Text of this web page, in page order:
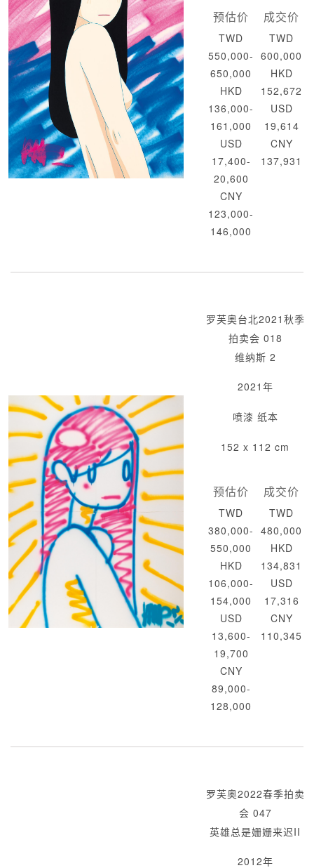
预估价
TWD
550,000-
650,000
HKD
136,000-
161,000
USD
17,400-
20,600
CNY
123,000-
146,000
成交价
TWD
600,000
HKD
152,672
USD
19,614
CNY
137,931
罗芙奥台北2021秋季
拍卖会 018
维纳斯 2
2021年
喷漆 纸本
152 x 112 cm
预估价
TWD
380,000-
550,000
HKD
106,000-
154,000
USD
13,600-
19,700
CNY
89,000-
128,000
成交价
TWD
480,000
HKD
134,831
USD
17,316
CNY
110,345
罗芙奥2022春季拍卖
会 047
英雄总是姗姗来迟II
2012年